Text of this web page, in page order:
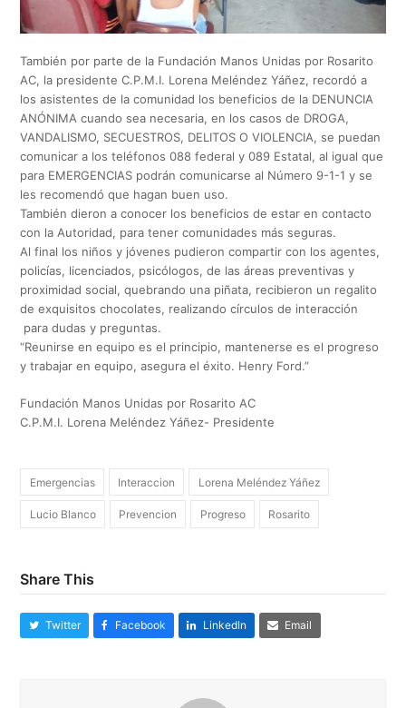
También por parte de la Fundación Manos Unidas por Rosarito
AC, la presidente C.P.M.I. Lorena Meléndez Yáñez, recordó a
los asistentes de la comunidad los beneficios de la DENUNCIA
ANÓNIMA cuando sea necesaria, en los casos de DROGA,
VANDALISMO, SECUESTROS, DELITOS O VIOLENCIA, se puedan
comunicar a los teléfonos 088 federal y 089 Estatal, al igual que
para EMERGENCIAS podrán comunicarse al Número 9-1-1 y se
les recomendó que hagan buen uso.
También dieron a conocer los beneficios de estar en contacto
con la Autoridad, para tener comunidades más seguras.
Al final los niños y jóvenes pudieron compartir con los agentes,
policías, licenciados, psicólogos, de las áreas preventivas y
proximidad social, quebrando una piñata, recibieron un regalito
de exquisitos chocolates, realizando círculos de interacción
para dudas y preguntas.
“Reunirse en equipo es el principio, mantenerse es el progreso
y trabajar en equipo, asegura el éxito. Henry Ford.”
Fundación Manos Unidas por Rosarito AC
C.P.M.I. Lorena Meléndez Yáñez- Presidente
Emergencias Interaccion Lorena Meléndez Yáñez
Lucio Blanco Prevencion Progreso Rosarito
Share This
Twitter Facebook LinkedIn Email